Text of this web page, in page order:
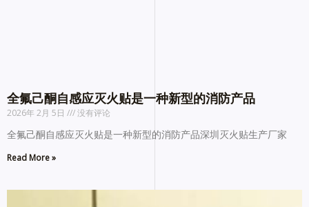
全氟己酮自感应灭火贴是一种新型的消防产品
2026年 2月 5日 没有评论
全氟己酮自感应灭火贴是一种新型的消防产品深圳灭火贴生产厂家
Read More »